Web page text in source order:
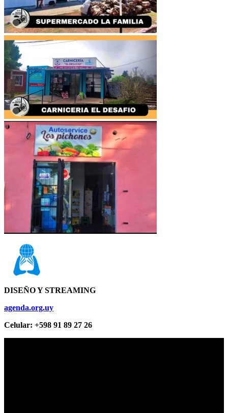
DISEÑO Y STREAMING
agenda.org.uy
Celular: +598 91 89 27 26